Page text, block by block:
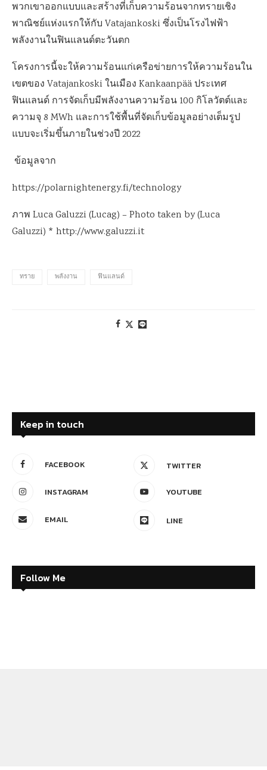
พวกเขาออกแบบและสร้างที่เก็บความร้อนจากทรายเชิง
พาณิชย์แห่งแรกให้กับ Vatajankoski ซึ่งเป็นโรงไฟฟ้า
พลังงานในฟินแลนด์ตะวันตก
โครงการนี้จะให้ความร้อนแก่เครือข่ายการให้ความร้อนใน
เขตของ Vatajankoski ในเมือง Kankaanpää ประเทศ
ฟินแลนด์ การจัดเก็บมีพลังงานความร้อน 100 กิโลวัตต์และ
ความจุ 8 MWh และการใช้พื้นที่จัดเก็บข้อมูลอย่างเต็มรูป
แบบจะเริ่มขึ้นภายในช่วงปี 2022
ข้อมูลจาก
https://polarnightenergy.fi/technology
ภาพ Luca Galuzzi (Lucag) – Photo taken by (Luca
Galuzzi) * http://www.galuzzi.it
ทราย พลังงาน ฟินแลนด์
Keep in touch
FACEBOOK TWITTER
INSTAGRAM YOUTUBE
EMAIL LINE
Follow Me